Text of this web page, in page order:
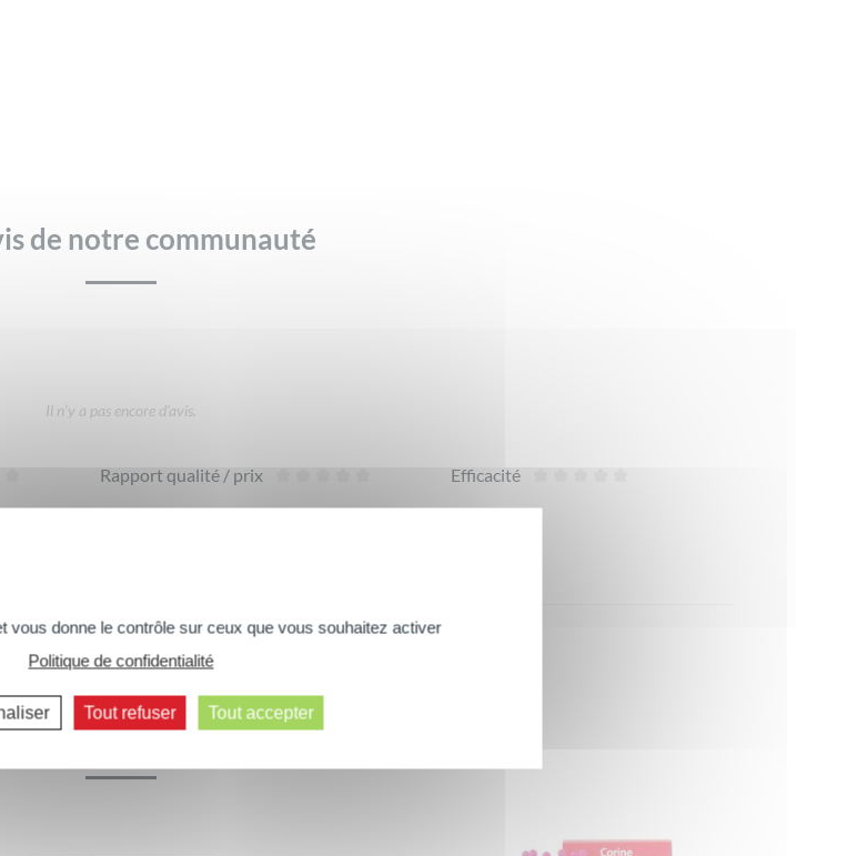
de notre communauté
Il n’y a pas encore d’avis.
Rapport qualité / prix Efficacité
Commentaires suivants >>
peut-être aussi...
vous donne le contrôle sur ceux que vous souhaitez activer
Politique de confidentialité
Tout refuser Tout accepter